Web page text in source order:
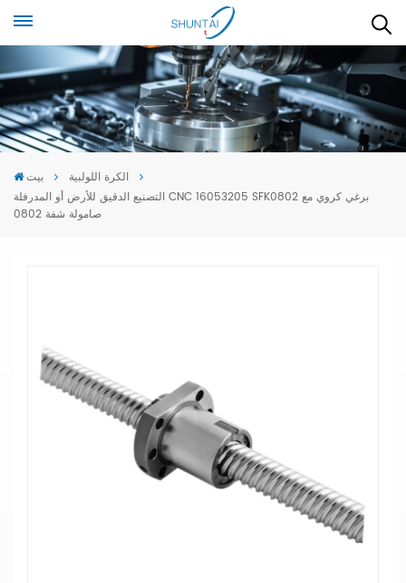
بيت
الكرة اللولبية
التصنيع الدقيق للأرض أو المدرفلة CNC 16053205 SFK0802 برغي كروي مع
صامولة شفة 0802